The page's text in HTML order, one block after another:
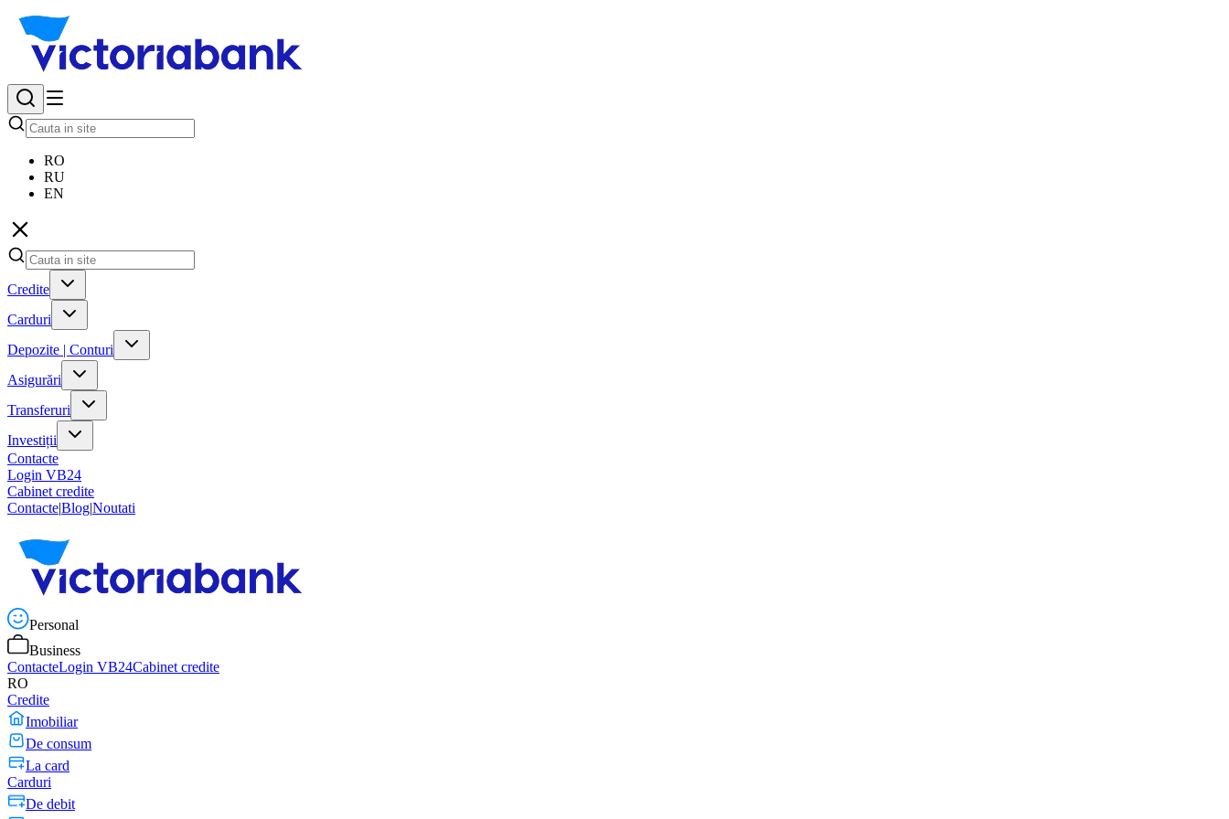
RO
RU
EN
Credite
Carduri
Depozite | Conturi
Asigurări
Transferuri
Investiții
Contacte
Login VB24
Cabinet credite
Contacte|Blog|Noutati
Personal
Business
ContacteLogin VB24Cabinet credite
RO
Credite
Imobiliar
De consum
La card
Carduri
De debit